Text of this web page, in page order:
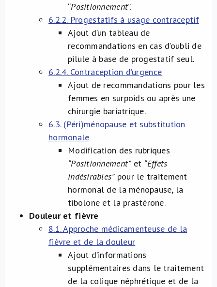
“Positionnement”.
6.2.2. Progestatifs à usage contraceptif
Ajout d’un tableau de
recommandations en cas d’oubli de
pilule à base de progestatif seul.
6.2.4. Contraception d’urgence
Ajout de recommandations pour les
femmes en surpoids ou après une
chirurgie bariatrique.
6.3. (Péri)ménopause et substitution
hormonale
Modification des rubriques
“Positionnement”et “Effets
indésirables”pour le traitement
hormonal de la ménopause, la
tibolone et la prastérone.
Douleur et fièvre
8.1. Approche médicamenteuse de la
fièvre et de la douleur
Ajout d’informations
supplémentaires dans le traitement
de la colique néphrétique et de la